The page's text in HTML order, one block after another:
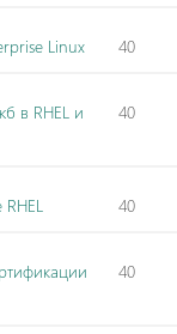
Linux 40
в RHEL и
40
40
40